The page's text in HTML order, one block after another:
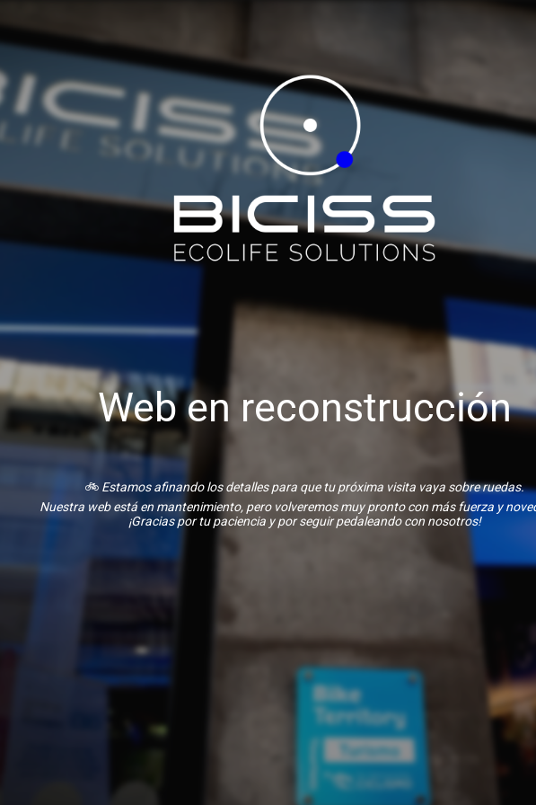
Web en reconstrucción
🚲 Estamos afinando los detalles para que tu próxima visita vaya sobre ruedas.
Nuestra web está en mantenimiento, pero volveremos muy pronto con más fuerza y
¡Gracias por tu paciencia y por seguir pedaleando con nosotros!